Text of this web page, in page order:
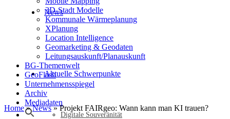
News
Aktuelle Schwerpunkte
Digitale Souveränität
3D-Stadt Modelle
Kommunale Wärmeplanung
XPlanung
Location Intelligence
Geomarketing & Geodaten
Leitungsauskunft/Planauskunft
BG-Themenwelt
GeoFlash
Unternehmensspiegel
Archiv
Mediadaten
Home»News»Projekt FAIRgeo: Wann kann man KI trauen?